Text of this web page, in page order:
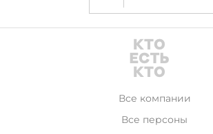
Все компании
Все персоны